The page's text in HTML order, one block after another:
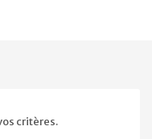
critères.